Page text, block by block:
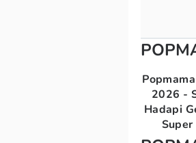
2026 -
Hadapi